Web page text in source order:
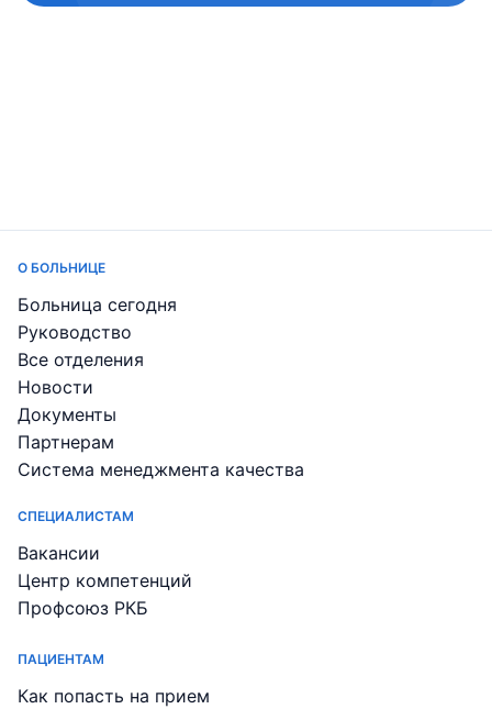
О БОЛЬНИЦЕ
Больница сегодня
Руководство
Все отделения
Новости
Документы
Партнерам
Система менеджмента качества
СПЕЦИАЛИСТАМ
Вакансии
Центр компетенций
Профсоюз РКБ
ПАЦИЕНТАМ
Как попасть на прием